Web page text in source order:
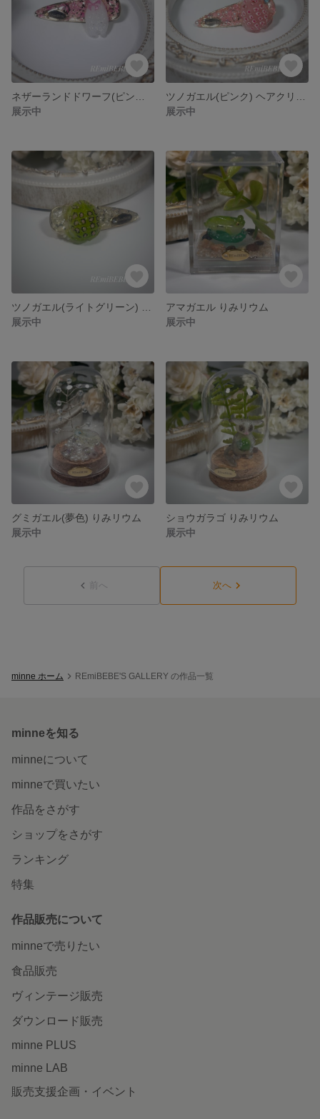
展示中
展示中
展示中
アマガエル りみリウム
展示中
グミガエル(夢色) りみリウム
展示中
ショウガラゴ りみリウム
展示中
前へ 次へ
minne ホーム REmiBEBE'S GALLERY の作品一覧
minneを知る
minneについて
minneで買いたい
作品をさがす
ショップをさがす
ランキング
特集
作品販売について
minneで売りたい
食品販売
ヴィンテージ販売
ダウンロード販売
minne PLUS
minne LAB
販売支援企画・イベント